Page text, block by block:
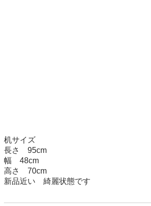
机サイズ
長さ　95cm
幅　48cm
高さ　70cm
新品近い　綺麗状態です